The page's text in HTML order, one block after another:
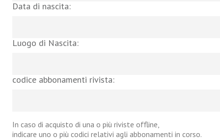
Data di nascita:
Luogo di Nascita:
codice abbonamenti rivista:
In caso di acquisto di una o più riviste offline,
indicare uno o più codici relativi agli abbonamenti in corso.